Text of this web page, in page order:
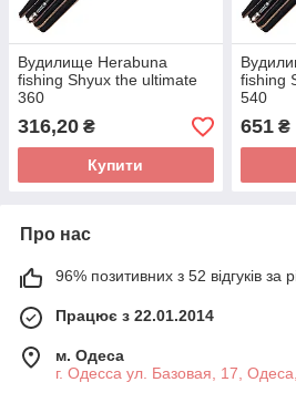
Вудилище Herabuna
fishing Shyux the ultimate
360
316,20 ₴
Купити
fishing
540
651₴
Про нас
96% позитивних з 52 відгуків за
Працює з 22.01.2014
м. Одеса
г. Одесса ул. Базовая, 17,